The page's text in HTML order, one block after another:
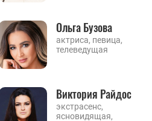
Ольга Бузова
актриса, певица,
телеведущая
Виктория Райдос
экстрасенс,
ясновидящая,